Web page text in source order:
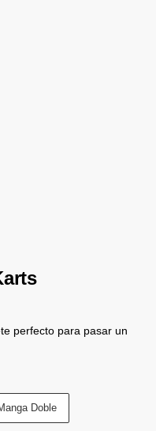
perfecto para pasar un
Doble